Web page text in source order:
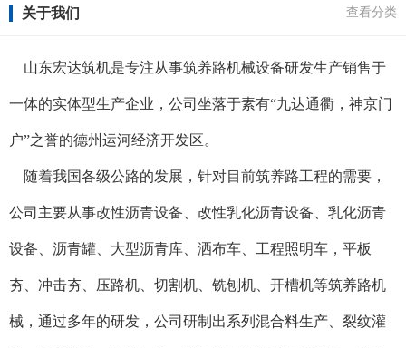
关于我们 查看分类
山东宏达筑机是专注从事筑养路机械设备研发生产销售于
一体的实体型生产企业，公司坐落于素有“九达通衢，神京门
户”之誉的德州运河经济开发区。
随着我国各级公路的发展，针对目前筑养路工程的需要，
公司主要从事改性沥青设备、改性乳化沥青设备、乳化沥青
设备、沥青罐、大型沥青库、洒布车、工程照明车，平板
夯、冲击夯、压路机、切割机、铣刨机、开槽机等筑养路机
械，通过多年的研发，公司研制出系列混合料生产、裂纹灌